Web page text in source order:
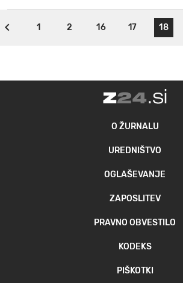
1 2 16 17 18
O ŽURNALU
UREDNIŠTVO
OGLAŠEVANJE
ZAPOSLITEV
PRAVNO OBVESTILO
KODEKS
PIŠKOTKI